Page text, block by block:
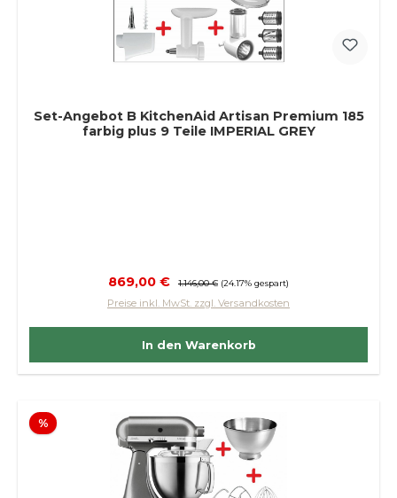
Set-Angebot B KitchenAid Artisan Premium 185
farbig plus 9 Teile IMPERIAL GREY
Verkaufspreis:
869,00 € Regulärer Preis:
1.146,00 € (24.17% gespart)
Preise inkl. MwSt. zzgl. Versandkosten
In den Warenkorb
%Rabatt